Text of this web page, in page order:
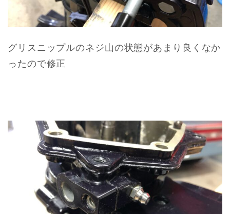
グリスニップルのネジ山の状態があまり良くなか
ったので修正